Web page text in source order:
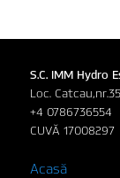
S.C. IMM Hydro
Loc.
+4 0786736554
CUVĂ 17008297
Acasă